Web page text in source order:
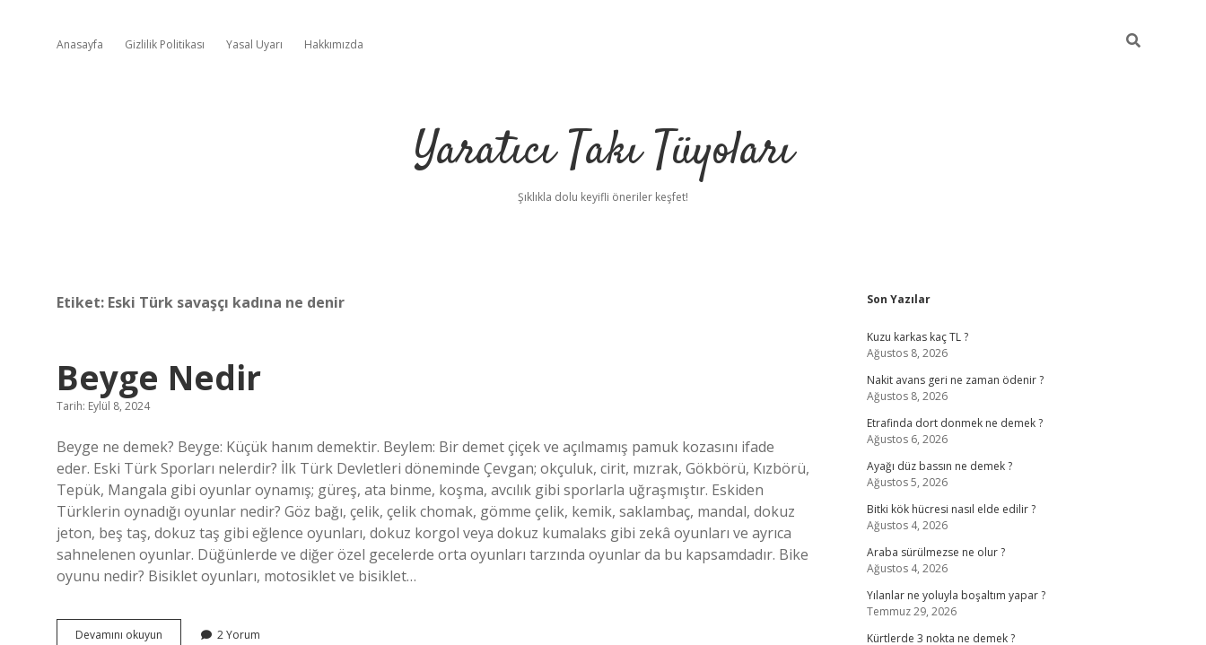
Anasayfa Gizlilik Politikası Yasal Uyarı Hakkımızda
Yaratıcı Takı Tüyoları
Şıklıkla dolu keyifli öneriler keşfet!
Etiket: Eski Türk savaşçı kadına ne denir
Beyge Nedir
Tarih: Eylül 8, 2024
Beyge ne demek? Beyge: Küçük hanım demektir. Beylem: Bir demet çiçek ve açılmamış pamuk kozasını ifade
eder. Eski Türk Sporları nelerdir? İlk Türk Devletleri döneminde Çevgan; okçuluk, cirit, mızrak, Gökbörü, Kızbörü,
Tepük, Mangala gibi oyunlar oynamış; güreş, ata binme, koşma, avcılık gibi sporlarla uğraşmıştır. Eskiden
Türklerin oynadığı oyunlar nedir? Göz bağı, çelik, çelik chomak, gömme çelik, kemik, saklambaç, mandal, dokuz
jeton, beş taş, dokuz taş gibi eğlence oyunları, dokuz korgol veya dokuz kumalaks gibi zekâ oyunları ve ayrıca
sahnelenen oyunlar. Düğünlerde ve diğer özel gecelerde orta oyunları tarzında oyunlar da bu kapsamdadır. Bike
oyunu nedir? Bisiklet oyunları, motosiklet ve bisiklet…
Devamını okuyun 2 Yorum
Sidebar
Son Yazılar
Kuzu karkas kaç TL ?
Ağustos 8, 2026
Nakit avans geri ne zaman ödenir ?
Ağustos 8, 2026
Etrafinda dort donmek ne demek ?
Ağustos 6, 2026
Ayağı düz bassın ne demek ?
Ağustos 5, 2026
Bitki kök hücresi nasıl elde edilir ?
Ağustos 4, 2026
Araba sürülmezse ne olur ?
Ağustos 4, 2026
Yılanlar ne yoluyla boşaltım yapar ?
Temmuz 29, 2026
Kürtlerde 3 nokta ne demek ?